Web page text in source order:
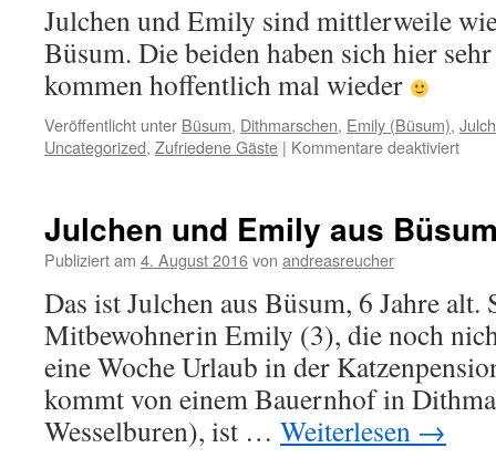
Julchen und Emily sind mittlerweile
Büsum. Die beiden haben sich hier
kommen hoffentlich mal wieder
Veröffentlicht unter Büsum, Dithmarschen, Emily (Büsum),
Uncategorized, Zufriedene Gäste | Kommentare deaktiviertfür
Emily
Julchen und Emily aus
Publiziert am 4. August 2016von andreasreucher
Das ist Julchen aus Büsum, 6 Jahre
Mitbewohnerin Emily (3), die noch
eine Woche Urlaub in der
kommt von einem Bauernhof in
Wesselburen), ist … Weiterlesen →